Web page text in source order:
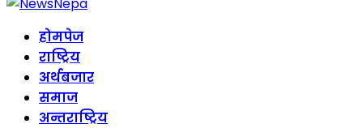
होमपेज
राष्ट्रिय
अर्थबजार
समाज
अन्तराष्ट्रिय